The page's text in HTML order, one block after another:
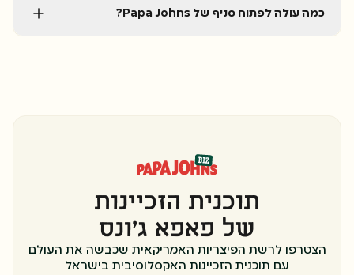
כמה עולה לפתוח סניף של Papa Johns?
תוכנית הזכיינות
של פאפא ג’ונס
הצטרפו לרשת הפיצריות האמריקאית שכבשה את העולם
עם תוכנית הזכיינות האקסלוסיבית בישראל